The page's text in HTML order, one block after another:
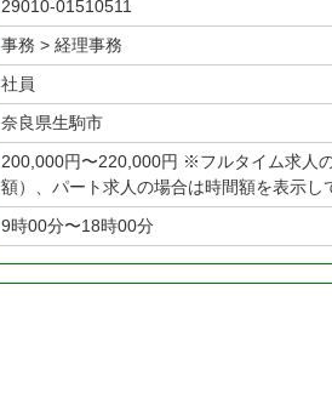
29010-01510511
事務 > 経理事務
社員
奈良県生駒市
200,000円〜220,000円 ※フルタイム求人
額）、パート求人の場合は時間額を表示し
9時00分〜18時00分